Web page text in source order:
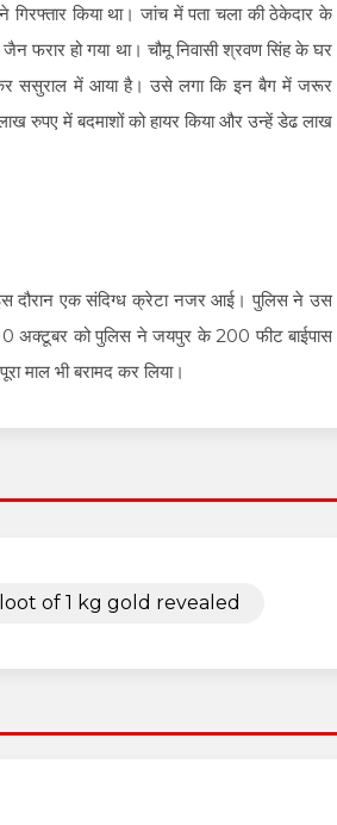
गिरफ्तार किया था। जांच में पता चला की ठेकेदार के
फरार हो गया था। चौमू निवासी श्रवण सिंह के घर
ससुराल में आया है। उसे लगा कि इन बैग में जरूर
रुपए में बदमाशों को हायर किया और उन्हें डेढ लाख
दौरान एक संदिग्ध क्रेटा नजर आई। पुलिस ने उस
10 अक्टूबर को पुलिस ने जयपुर के 200 फीट बाईपास
माल भी बरामद कर लिया।
of 1 kg gold revealed